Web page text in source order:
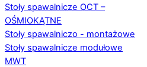
Stoły spawalnicze OCT –
OŚMIOKĄTNE
Stoły spawalniczo - montażowe
Stoły spawalnicze modułowe
MWT